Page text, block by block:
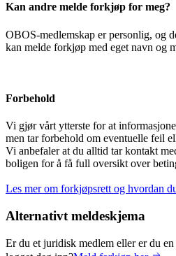
Kan andre melde forkjøp for meg?
OBOS-medlemskap er personlig, og
kan melde forkjøp med eget navn og
Forbehold
Vi gjør vårt ytterste for at
men tar forbehold om eventuelle feil
Vi anbefaler at du alltid tar kontakt
boligen for å få full oversikt over
Les mer om forkjøpsrett og hvordan
Alternativt meldeskjema
Er du et juridisk medlem eller er du